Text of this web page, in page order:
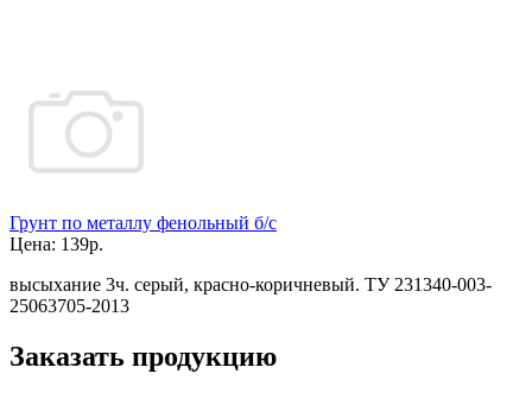
Грунт по металлу фенольный б/с
Цена: 139р.
высыхание 3ч. серый, красно-коричневый. ТУ 231340-003-
25063705-2013
Заказать продукцию